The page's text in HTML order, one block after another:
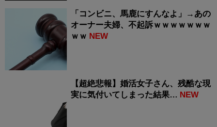
「コンビニ、馬鹿にすんなよ」→あの
オーナー夫婦、不起訴ｗｗｗｗｗｗｗ
ｗｗ NEW
【超絶悲報】婚活女子さん、残酷な現
実に気付いてしまった結果… NEW